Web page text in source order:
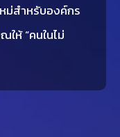
ม่สำหรับองค์กร
ห้ “คนในไม่